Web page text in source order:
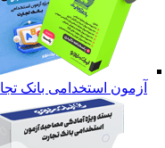
آزمون استخدامی بانک تجارت